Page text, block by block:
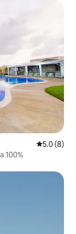
5.0 (8)
100%